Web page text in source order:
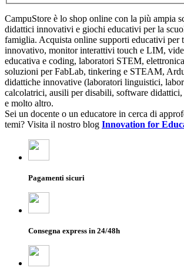
CampuStore è lo shop online con la più ampia
didattici innovativi e giochi educativi per la
famiglia. Acquista online supporti educativi per
innovativo, monitor interattivi touch e LIM,
educativa e coding, laboratori STEM,
soluzioni per FabLab, tinkering e STEAM,
didattiche innovative (laboratori linguistici,
calcolatrici, ausili per disabili, software
e molto altro.
Sei un docente o un educatore in cerca di
temi? Visita il nostro blog Innovation for
Pagamenti sicuri
Consegna express in 24/48h